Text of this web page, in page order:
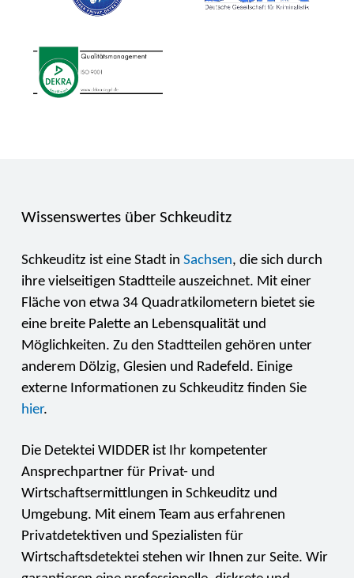
Wissenswertes über Schkeuditz
Schkeuditz ist eine Stadt in Sachsen, die sich durch
ihre vielseitigen Stadtteile auszeichnet. Mit einer
Fläche von etwa 34 Quadratkilometern bietet sie
eine breite Palette an Lebensqualität und
Möglichkeiten. Zu den Stadtteilen gehören unter
anderem Dölzig, Glesien und Radefeld. Einige
externe Informationen zu Schkeuditz finden Sie
hier.
Die Detektei WIDDER ist Ihr kompetenter
Ansprechpartner für Privat- und
Wirtschaftsermittlungen in Schkeuditz und
Umgebung. Mit einem Team aus erfahrenen
Privatdetektiven und Spezialisten für
Wirtschaftsdetektei stehen wir Ihnen zur Seite. Wir